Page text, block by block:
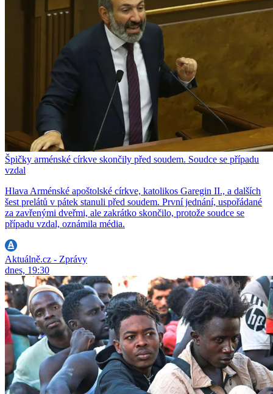
Špičky arménské církve skončily před soudem. Soudce se případu
vzdal
Hlava Arménské apoštolské církve, katolikos Garegin II., a dalších
šest prelátů v pátek stanuli před soudem. První jednání, uspořádané
za zavřenými dveřmi, ale zakrátko skončilo, protože soudce se
případu vzdal, oznámila média.
Aktuálně.cz - Zprávy
dnes, 19:30